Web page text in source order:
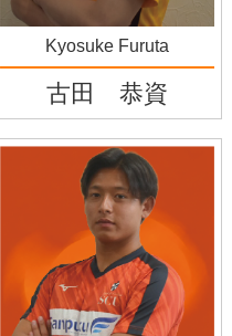
Kyosuke Furuta
古田 恭資